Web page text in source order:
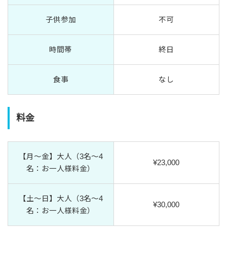
子供参加 不可
時間帯 終日
食事 なし
料金
【月〜金】大人（3名〜4
名：お一人様料金）
¥23,000
【土〜日】大人（3名〜4
名：お一人様料金）
¥30,000